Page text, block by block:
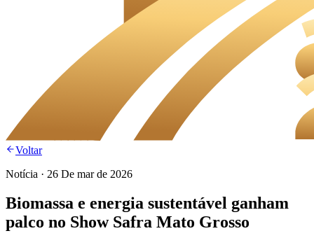
Voltar
Notícia · 26 De mar de 2026
Biomassa e energia sustentável ganham
palco no Show Safra Mato Grosso